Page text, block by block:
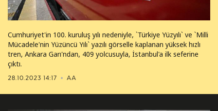
28.10.2023 14:17 AA
Cumhuriyet'in 100. kuruluş yılı nedeniyle, `Türkiye Yüzyılı` ve `Milli
Mücadele'nin Yüzüncü Yılı` yazılı görselle kaplanan yüksek hızlı
tren, Ankara Garı'ndan, 409 yolcusuyla, İstanbul'a ilk seferine
çıktı.